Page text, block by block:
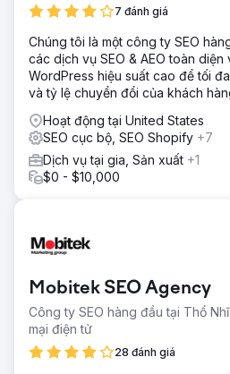
trích dẫn cho các truy vấn du lịch
Chuyển đến
7 đánh giá
Chúng tôi là một công ty SEO
các dịch vụ SEO & AEO toàn
WordPress hiệu suất cao để tối
và tỷ lệ chuyển đổi của khách
Hoạt động tại United States
SEO cục bộ, SEO Shopify +7
Dịch vụ tại gia, Sản xuất +1
$0 - $10,000
Mobitek SEO Agency
Công ty SEO hàng đầu tại Thổ
mại điện tử
28 đánh giá